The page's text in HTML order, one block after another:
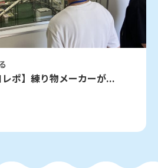
レポ】練り物メーカーが...